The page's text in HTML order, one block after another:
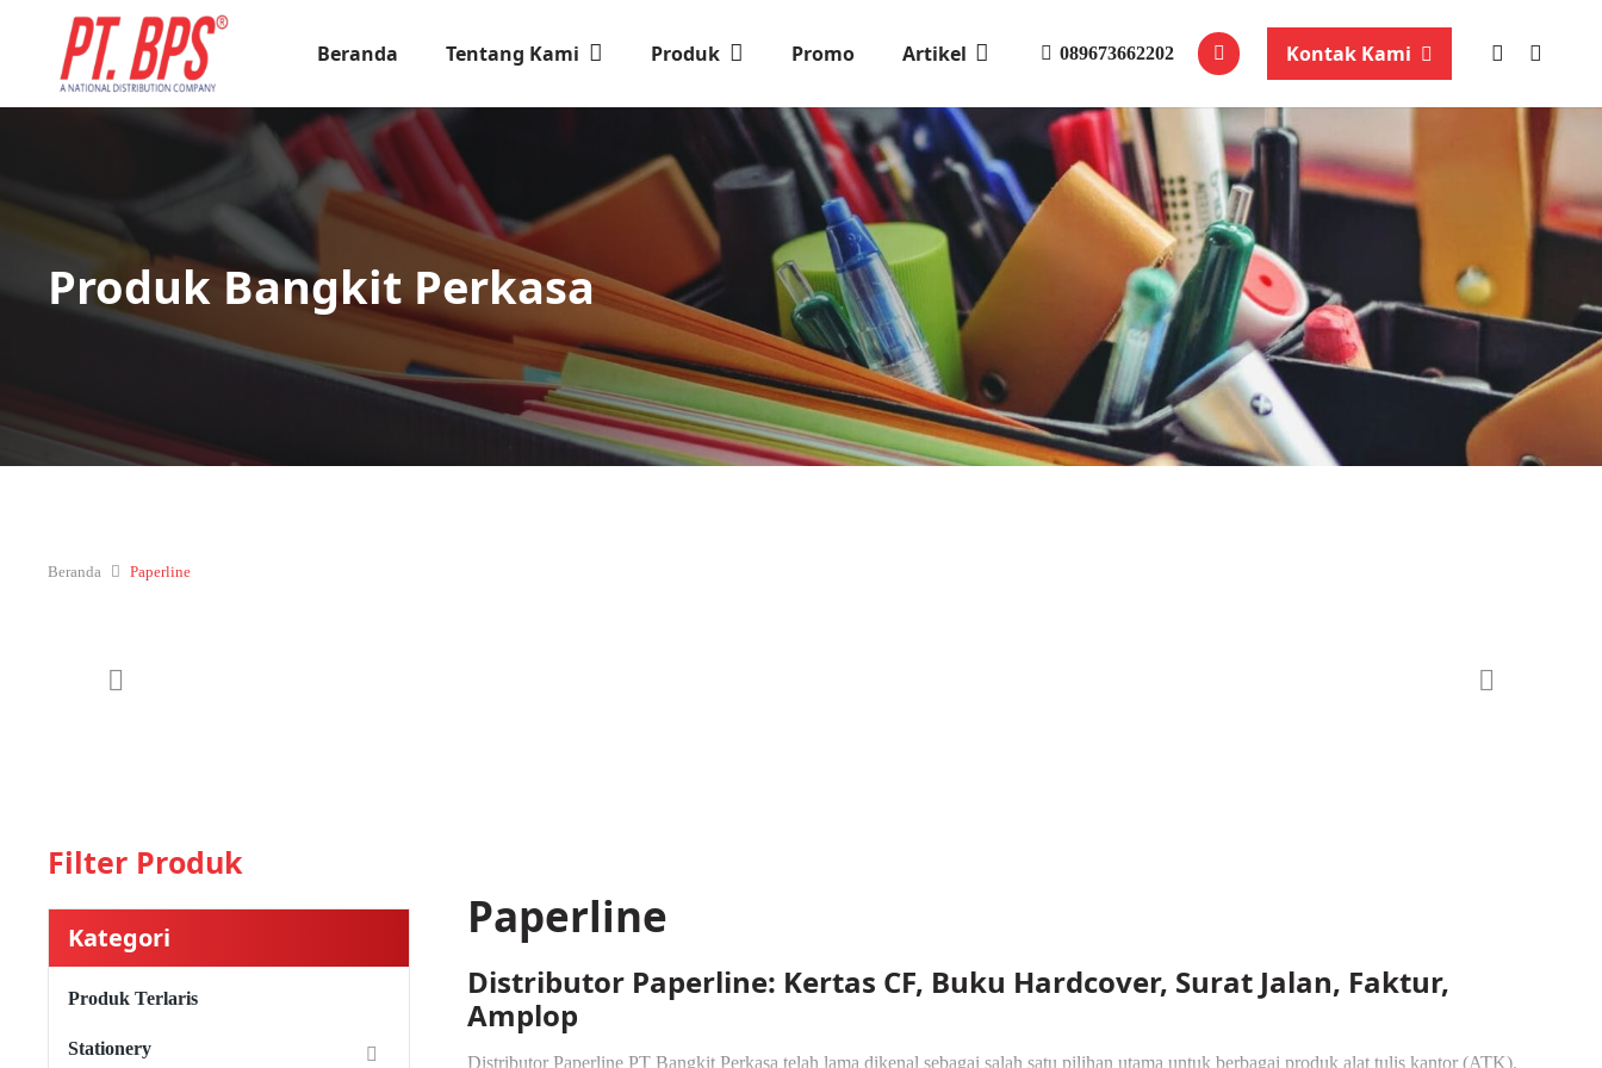
Beranda Tentang Kami Produk Promo Artikel 089673662202 Kontak Kami
Produk Bangkit Perkasa
Beranda Paperline
Filter Produk
Kategori
Produk Terlaris
Stationery
Paperline
Distributor Paperline: Kertas CF, Buku Hardcover, Surat Jalan, Faktur,
Amplop
Distributor Paperline PT Bangkit Perkasa telah lama dikenal sebagai salah satu pilihan utama untuk berbagai produk alat tulis kantor (ATK),